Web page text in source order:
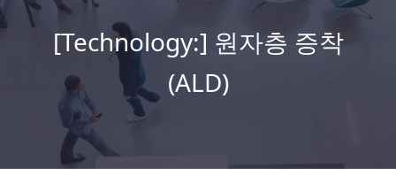
[Technology:] 원자층 증착
(ALD)